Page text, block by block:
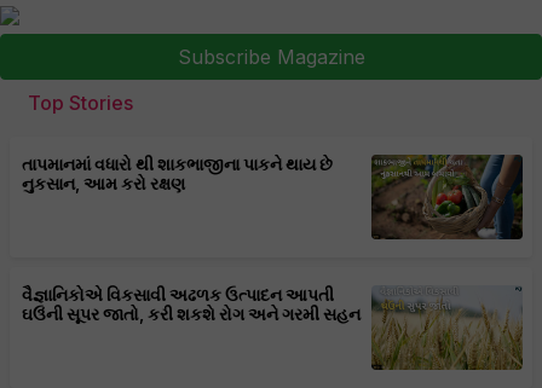
Subscribe Magazine
Top Stories
તાપમાનમાં વધારો થી શાકભાજીના પાકને થાય છે
નુકસાન, આમ કરો રક્ષણ
વૈજ્ઞાનિકોએ વિકસાવી અઢળક ઉત્પાદન આપતી
ઘઉંની સૂપર જાતો, કરી શકશે રોગ અને ગરમી સહન